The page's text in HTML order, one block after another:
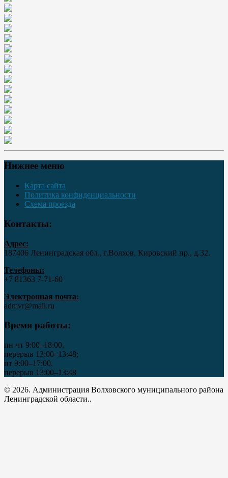
Нижнее меню
Карта сайта
Политика конфиденциальности
Схема проезда
Контакты:
Адрес:
187406 Ленинградская обл., г.Волхов, Кировский пр., д.32.
Телефоны:
+7 81363 7‑71-60
Электронная почта:
admvr@mail.ru
Время работы:
пн-чт 9:00–18:00,
перерыв 13:00–13:48;
пт 9:00–17:00,
перерыв 13:00–13:48
© 2026. Администрация Волховского муниципального района
Ленинградской области..